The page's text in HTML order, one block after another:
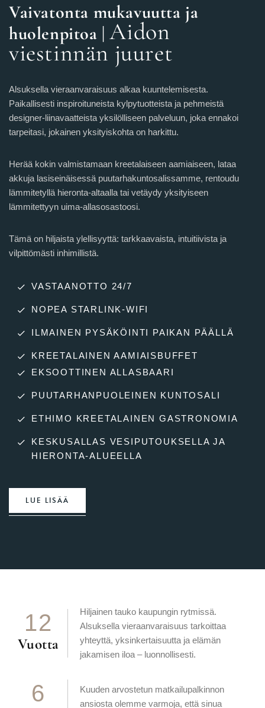
Vaivatonta mukavuutta ja
huolenpitoa | Aidon
viestinnän juuret
Alsuksella vieraanvaraisuus alkaa kuuntelemisesta.
Paikallisesti inspiroituneista kylpytuotteista ja pehmeistä
designer-liinavaatteista yksilölliseen palveluun, joka ennakoi
tarpeitasi, jokainen yksityiskohta on harkittu.
Herää kokin valmistamaan kreetalaiseen aamiaiseen, lataa
akkuja lasiseinäisessä puutarhakuntosalissamme, rentoudu
lämmitetyllä hieronta-altaalla tai vetäydy yksityiseen
lämmitettyyn uima-allasosastoosi.
Tämä on hiljaista ylellisyyttä: tarkkaavaista, intuitiivista ja
vilpittömästi inhimillistä.
VASTAANOTTO 24/7
NOPEA STARLINK-WIFI
ILMAINEN PYSÄKÖINTI PAIKAN PÄÄLLÄ
KREETALAINEN AAMIAISBUFFET
EKSOOTTINEN ALLASBAARI
PUUTARHANPUOLEINEN KUNTOSALI
ETHIMO KREETALAINEN GASTRONOMIA
KESKUSALLAS VESIPUTOUKSELLA JA
HIERONTA-ALUEELLA
LUE LISÄÄ
12
Vuotta
Hiljainen tauko kaupungin rytmissä.
Alsuksella vieraanvaraisuus tarkoittaa
yhteyttä, yksinkertaisuutta ja elämän
jakamisen iloa – luonnollisesti.
6
Kuuden arvostetun matkailupalkinnon
ansiosta olemme varmoja, että sinua